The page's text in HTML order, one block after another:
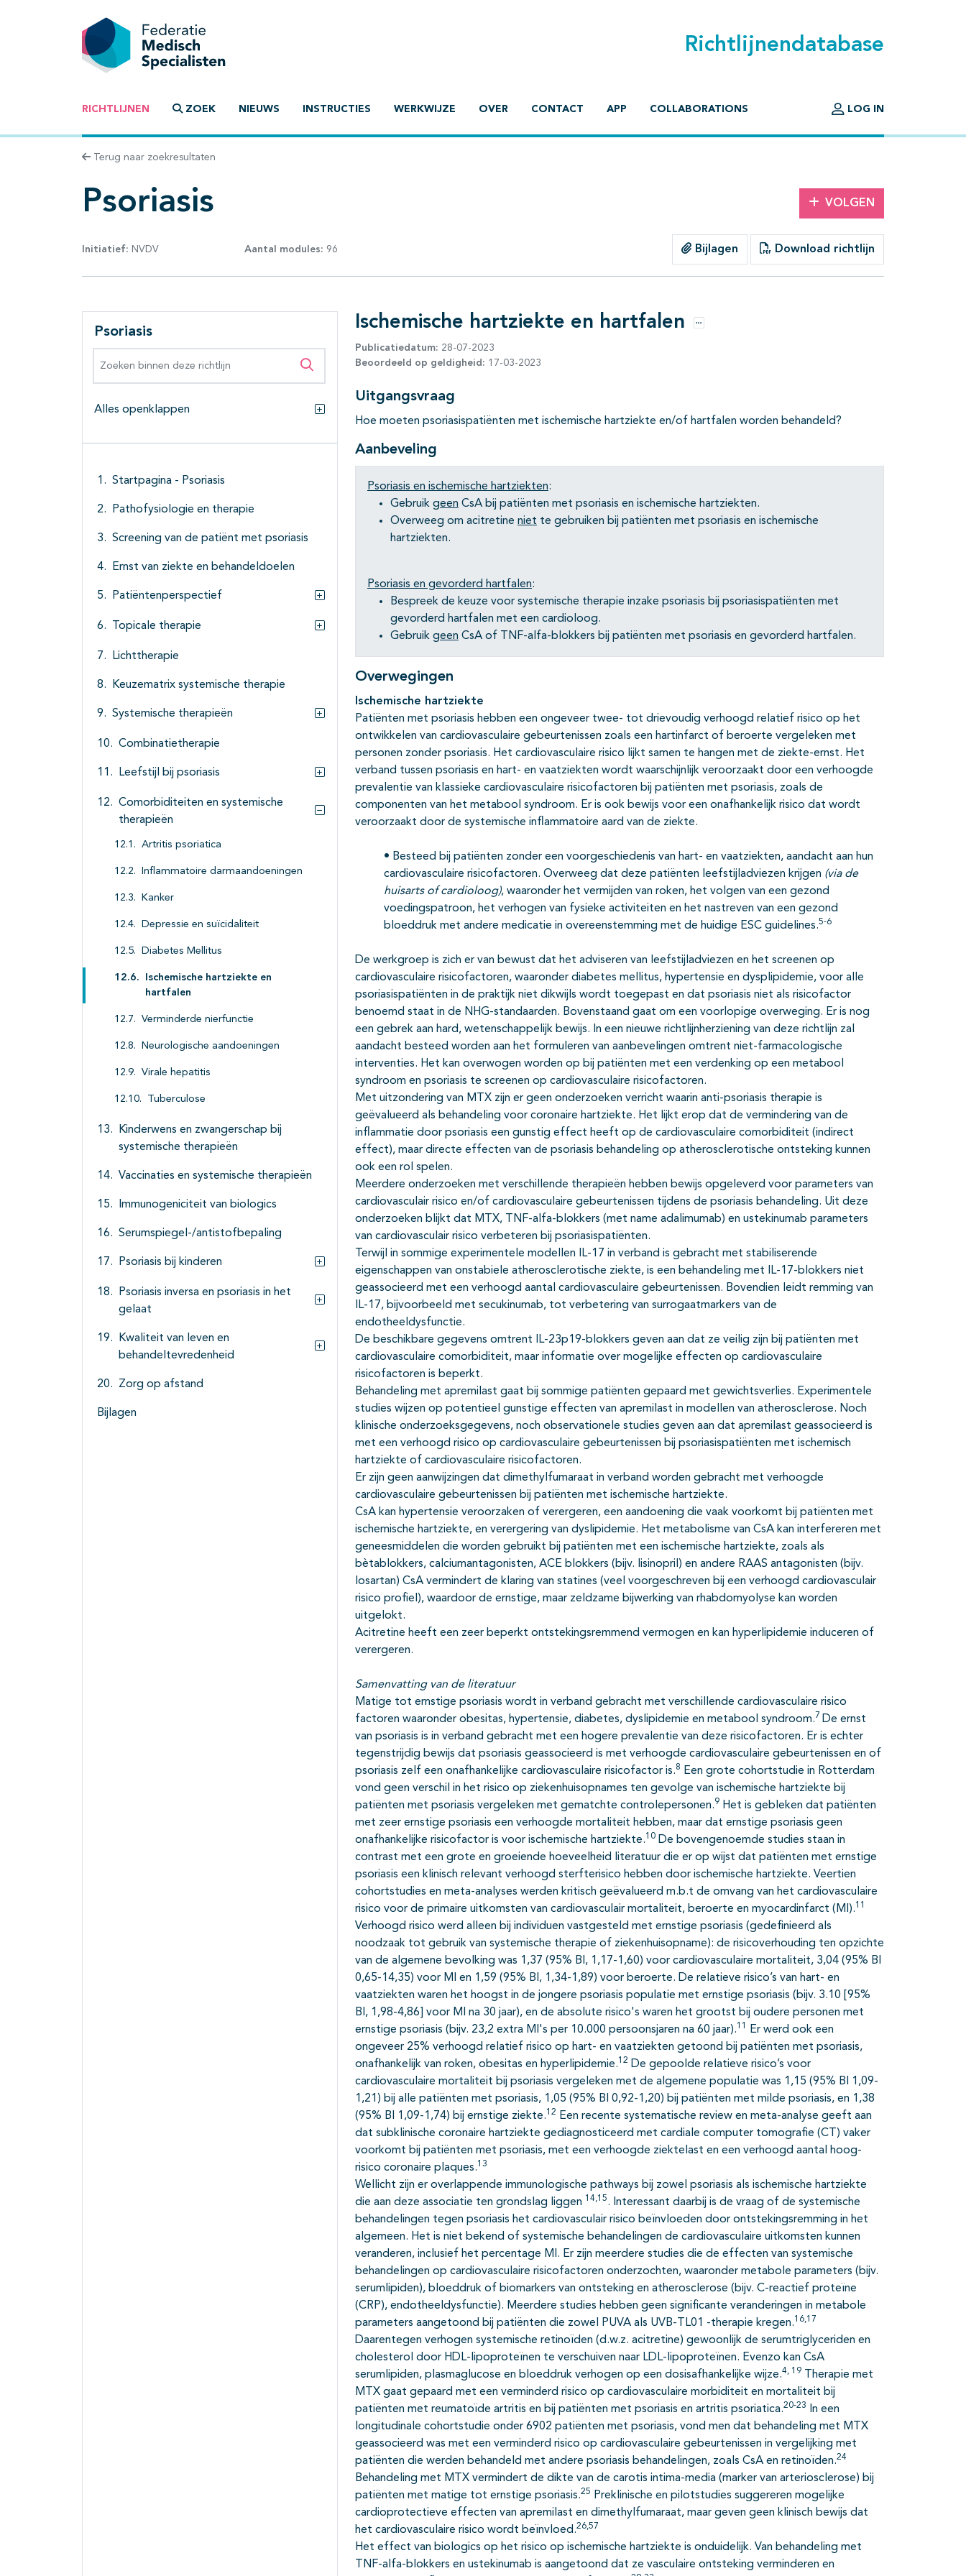
Richtlijnendatabase
RICHTLIJNEN ZOEK NIEUWS INSTRUCTIES WERKWIJZE OVER CONTACT APP COLLABORATIONS LOG IN
Terug naar zoekresultaten
Psoriasis VOLGEN
Initiatief: NVDV Aantal modules: 96 Bijlagen Download richtlijn
Psoriasis
Zoeken binnen deze richtlijn
Alles openklappen
Alles openklappen
Startpagina - Psoriasis
Pathofysiologie en therapie
Screening van de patiënt met psoriasis
Ernst van ziekte en behandeldoelen
Patiëntenperspectief
Subpagina's open- en dichtklappen
Topicale therapie
Subpagina's open- en dichtklappen
Lichttherapie
Keuzematrix systemische therapie
Systemische therapieën
Subpagina's open- en dichtklappen
Combinatietherapie
Leefstijl bij psoriasis
Subpagina's open- en dichtklappen
Comorbiditeiten en systemische
therapieën
Subpagina's open- en dichtklappen
Artritis psoriatica
Inflammatoire darmaandoeningen
Kanker
Depressie en suïcidaliteit
Diabetes Mellitus
Ischemische hartziekte en
hartfalen
Verminderde nierfunctie
Neurologische aandoeningen
Virale hepatitis
Tuberculose
Kinderwens en zwangerschap bij
systemische therapieën
Vaccinaties en systemische therapieën
Immunogeniciteit van biologics
Serumspiegel-/antistofbepaling
Psoriasis bij kinderen
Subpagina's open- en dichtklappen
Psoriasis inversa en psoriasis in het
gelaat
Subpagina's open- en dichtklappen
Kwaliteit van leven en
behandeltevredenheid
Subpagina's open- en dichtklappen
Zorg op afstand
Bijlagen
Ischemische hartziekte en hartfalen Opties
Publicatiedatum: 28-07-2023
Beoordeeld op geldigheid: 17-03-2023
Uitgangsvraag
Hoe moeten psoriasispatiënten met ischemische hartziekte en/of hartfalen worden behandeld?
Aanbeveling
Psoriasis en ischemische hartziekten:
Gebruik geen CsA bij patiënten met psoriasis en ischemische hartziekten.
Overweeg om acitretine niet te gebruiken bij patiënten met psoriasis en ischemische
hartziekten.
Psoriasis en gevorderd hartfalen:
Bespreek de keuze voor systemische therapie inzake psoriasis bij psoriasispatiënten met
gevorderd hartfalen met een cardioloog.
Gebruik geen CsA of TNF-alfa-blokkers bij patiënten met psoriasis en gevorderd hartfalen.
Overwegingen
Ischemische hartziekte
Patiënten met psoriasis hebben een ongeveer twee- tot drievoudig verhoogd relatief risico op het
ontwikkelen van cardiovasculaire gebeurtenissen zoals een hartinfarct of beroerte vergeleken met
personen zonder psoriasis. Het cardiovasculaire risico lijkt samen te hangen met de ziekte-ernst. Het
verband tussen psoriasis en hart- en vaatziekten wordt waarschijnlijk veroorzaakt door een verhoogde
prevalentie van klassieke cardiovasculaire risicofactoren bij patiënten met psoriasis, zoals de
componenten van het metabool syndroom. Er is ook bewijs voor een onafhankelijk risico dat wordt
veroorzaakt door de systemische inflammatoire aard van de ziekte.
• Besteed bij patiënten zonder een voorgeschiedenis van hart- en vaatziekten, aandacht aan hun
cardiovasculaire risicofactoren. Overweeg dat deze patiënten leefstijladviezen krijgen (via de
huisarts of cardioloog), waaronder het vermijden van roken, het volgen van een gezond
voedingspatroon, het verhogen van fysieke activiteiten en het nastreven van een gezond
bloeddruk met andere medicatie in overeenstemming met de huidige ESC guidelines.5-6
De werkgroep is zich er van bewust dat het adviseren van leefstijladviezen en het screenen op
cardiovasculaire risicofactoren, waaronder diabetes mellitus, hypertensie en dysplipidemie, voor alle
psoriasispatiënten in de praktijk niet dikwijls wordt toegepast en dat psoriasis niet als risicofactor
benoemd staat in de NHG-standaarden. Bovenstaand gaat om een voorlopige overweging. Er is nog
een gebrek aan hard, wetenschappelijk bewijs. In een nieuwe richtlijnherziening van deze richtlijn zal
aandacht besteed worden aan het formuleren van aanbevelingen omtrent niet-farmacologische
interventies. Het kan overwogen worden op bij patiënten met een verdenking op een metabool
syndroom en psoriasis te screenen op cardiovasculaire risicofactoren.
Met uitzondering van MTX zijn er geen onderzoeken verricht waarin anti-psoriasis therapie is
geëvalueerd als behandeling voor coronaire hartziekte. Het lijkt erop dat de vermindering van de
inflammatie door psoriasis een gunstig effect heeft op de cardiovasculaire comorbiditeit (indirect
effect), maar directe effecten van de psoriasis behandeling op atherosclerotische ontsteking kunnen
ook een rol spelen.
Meerdere onderzoeken met verschillende therapieën hebben bewijs opgeleverd voor parameters van
cardiovasculair risico en/of cardiovasculaire gebeurtenissen tijdens de psoriasis behandeling. Uit deze
onderzoeken blijkt dat MTX, TNF-alfa-blokkers (met name adalimumab) en ustekinumab parameters
van cardiovasculair risico verbeteren bij psoriasispatiënten.
Terwijl in sommige experimentele modellen IL-17 in verband is gebracht met stabiliserende
eigenschappen van onstabiele atherosclerotische ziekte, is een behandeling met IL-17-blokkers niet
geassocieerd met een verhoogd aantal cardiovasculaire gebeurtenissen. Bovendien leidt remming van
IL-17, bijvoorbeeld met secukinumab, tot verbetering van surrogaatmarkers van de
endotheeldysfunctie.
De beschikbare gegevens omtrent IL-23p19-blokkers geven aan dat ze veilig zijn bij patiënten met
cardiovasculaire comorbiditeit, maar informatie over mogelijke effecten op cardiovasculaire
risicofactoren is beperkt.
Behandeling met apremilast gaat bij sommige patiënten gepaard met gewichtsverlies. Experimentele
studies wijzen op potentieel gunstige effecten van apremilast in modellen van atherosclerose. Noch
klinische onderzoeksgegevens, noch observationele studies geven aan dat apremilast geassocieerd is
met een verhoogd risico op cardiovasculaire gebeurtenissen bij psoriasispatiënten met ischemisch
hartziekte of cardiovasculaire risicofactoren.
Er zijn geen aanwijzingen dat dimethylfumaraat in verband worden gebracht met verhoogde
cardiovasculaire gebeurtenissen bij patiënten met ischemische hartziekte.
CsA kan hypertensie veroorzaken of verergeren, een aandoening die vaak voorkomt bij patiënten met
ischemische hartziekte, en verergering van dyslipidemie. Het metabolisme van CsA kan interfereren met
geneesmiddelen die worden gebruikt bij patiënten met een ischemische hartziekte, zoals als
bètablokkers, calciumantagonisten, ACE blokkers (bijv. lisinopril) en andere RAAS antagonisten (bijv.
losartan) CsA vermindert de klaring van statines (veel voorgeschreven bij een verhoogd cardiovasculair
risico profiel), waardoor de ernstige, maar zeldzame bijwerking van rhabdomyolyse kan worden
uitgelokt.
Acitretine heeft een zeer beperkt ontstekingsremmend vermogen en kan hyperlipidemie induceren of
verergeren.
Samenvatting van de literatuur
Matige tot ernstige psoriasis wordt in verband gebracht met verschillende cardiovasculaire risico
factoren waaronder obesitas, hypertensie, diabetes, dyslipidemie en metabool syndroom.7 De ernst
van psoriasis is in verband gebracht met een hogere prevalentie van deze risicofactoren. Er is echter
tegenstrijdig bewijs dat psoriasis geassocieerd is met verhoogde cardiovasculaire gebeurtenissen en of
psoriasis zelf een onafhankelijke cardiovasculaire risicofactor is.8 Een grote cohortstudie in Rotterdam
vond geen verschil in het risico op ziekenhuisopnames ten gevolge van ischemische hartziekte bij
patiënten met psoriasis vergeleken met gematchte controlepersonen.9 Het is gebleken dat patiënten
met zeer ernstige psoriasis een verhoogde mortaliteit hebben, maar dat ernstige psoriasis geen
onafhankelijke risicofactor is voor ischemische hartziekte.10 De bovengenoemde studies staan in
contrast met een grote en groeiende hoeveelheid literatuur die er op wijst dat patiënten met ernstige
psoriasis een klinisch relevant verhoogd sterfterisico hebben door ischemische hartziekte. Veertien
cohortstudies en meta-analyses werden kritisch geëvalueerd m.b.t de omvang van het cardiovasculaire
risico voor de primaire uitkomsten van cardiovasculair mortaliteit, beroerte en myocardinfarct (MI).11
Verhoogd risico werd alleen bij individuen vastgesteld met ernstige psoriasis (gedefinieerd als
noodzaak tot gebruik van systemische therapie of ziekenhuisopname): de risicoverhouding ten opzichte
van de algemene bevolking was 1,37 (95% BI, 1,17-1,60) voor cardiovasculaire mortaliteit, 3,04 (95% BI
0,65-14,35) voor MI en 1,59 (95% BI, 1,34-1,89) voor beroerte. De relatieve risico’s van hart- en
vaatziekten waren het hoogst in de jongere psoriasis populatie met ernstige psoriasis (bijv. 3.10 [95%
BI, 1,98-4,86] voor MI na 30 jaar), en de absolute risico's waren het grootst bij oudere personen met
ernstige psoriasis (bijv. 23,2 extra MI's per 10.000 persoonsjaren na 60 jaar).11
Er werd ook een
ongeveer 25% verhoogd relatief risico op hart- en vaatziekten getoond bij patiënten met psoriasis,
onafhankelijk van roken, obesitas en hyperlipidemie.12 De gepoolde relatieve risico’s voor
cardiovasculaire mortaliteit bij psoriasis vergeleken met de algemene populatie was 1,15 (95% BI 1,09-
1,21) bij alle patiënten met psoriasis, 1,05 (95% BI 0,92-1,20) bij patiënten met milde psoriasis, en 1,38
(95% BI 1,09-1,74) bij ernstige ziekte.12 Een recente systematische review en meta-analyse geeft aan
dat subklinische coronaire hartziekte gediagnosticeerd met cardiale computer tomografie (CT) vaker
voorkomt bij patiënten met psoriasis, met een verhoogde ziektelast en een verhoogd aantal hoog-
risico coronaire plaques.13
Wellicht zijn er overlappende immunologische pathways bij zowel psoriasis als ischemische hartziekte
die aan deze associatie ten grondslag liggen 14,15. Interessant daarbij is de vraag of de systemische
behandelingen tegen psoriasis het cardiovasculair risico beïnvloeden door ontstekingsremming in het
algemeen. Het is niet bekend of systemische behandelingen de cardiovasculaire uitkomsten kunnen
veranderen, inclusief het percentage MI. Er zijn meerdere studies die de effecten van systemische
behandelingen op cardiovasculaire risicofactoren onderzochten, waaronder metabole parameters (bijv.
serumlipiden), bloeddruk of biomarkers van ontsteking en atherosclerose (bijv. C-reactief proteïne
(CRP), endotheeldysfunctie). Meerdere studies hebben geen significante veranderingen in metabole
parameters aangetoond bij patiënten die zowel PUVA als UVB-TL01 -therapie kregen.16,17
Daarentegen verhogen systemische retinoïden (d.w.z. acitretine) gewoonlijk de serumtriglyceriden en
cholesterol door HDL-lipoproteïnen te verschuiven naar LDL-lipoproteïnen. Evenzo kan CsA
serumlipiden, plasmaglucose en bloeddruk verhogen op een dosisafhankelijke wijze.4, 19
Therapie met
MTX gaat gepaard met een verminderd risico op cardiovasculaire morbiditeit en mortaliteit bij
patiënten met reumatoïde artritis en bij patiënten met psoriasis en artritis psoriatica.20-23 In een
longitudinale cohortstudie onder 6902 patiënten met psoriasis, vond men dat behandeling met MTX
geassocieerd was met een verminderd risico op cardiovasculaire gebeurtenissen in vergelijking met
patiënten die werden behandeld met andere psoriasis behandelingen, zoals CsA en retinoïden.24
Behandeling met MTX vermindert de dikte van de carotis intima-media (marker van arteriosclerose) bij
patiënten met matige tot ernstige psoriasis.25 Preklinische en pilotstudies suggereren mogelijke
cardioprotectieve effecten van apremilast en dimethylfumaraat, maar geven geen klinisch bewijs dat
het cardiovasculaire risico wordt beïnvloed.26,57
Het effect van biologics op het risico op ischemische hartziekte is onduidelijk. Van behandeling met
TNF-alfa-blokkers en ustekinumab is aangetoond dat ze vasculaire ontsteking verminderen en